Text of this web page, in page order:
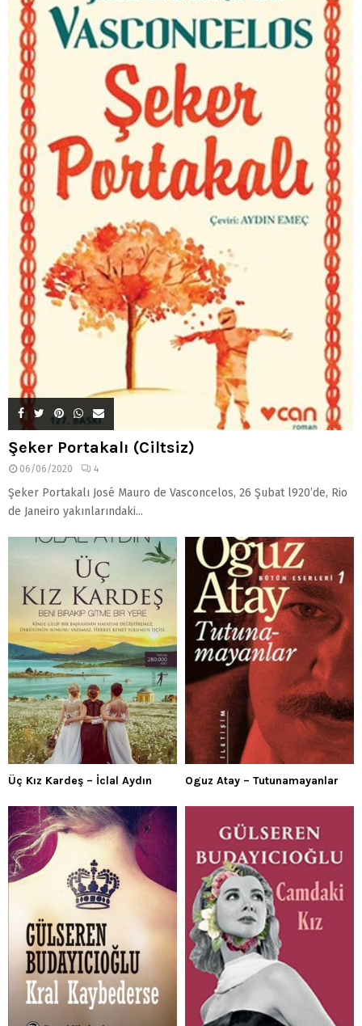
Şeker Portakalı (Ciltsiz)
06/06/2020 4
Şeker Portakalı José Mauro de Vasconcelos, 26 Şubat l920’de, Rio
de Janeiro yakınlarındaki...
Üç Kız Kardeş – İclal Aydın Oguz Atay – Tutunamayanlar